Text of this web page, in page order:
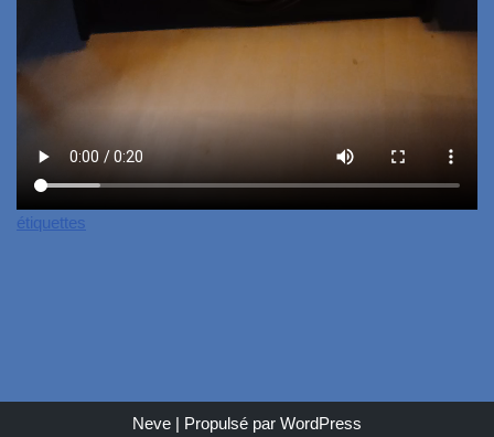
étiquettes
Neve | Propulsé par WordPress